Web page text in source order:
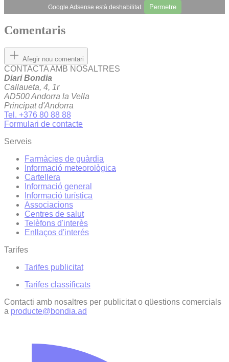
Google Adsense està deshabilitat. Permetre
Comentaris
Afegir nou comentari
CONTACTA AMB NOSALTRES
Diari Bondia
Callaueta, 4, 1r
AD500 Andorra la Vella
Principat d'Andorra
Tel. +376 80 88 88
Formulari de contacte
Serveis
Farmàcies de guàrdia
Informació meteorològica
Cartellera
Informació general
Informació turística
Associacions
Centres de salut
Telèfons d'interès
Enllaços d'interés
Tarifes
Tarifes publicitat
Tarifes classificats
Contacti amb nosaltres per publicitat o qüestions comercials
a producte@bondia.ad